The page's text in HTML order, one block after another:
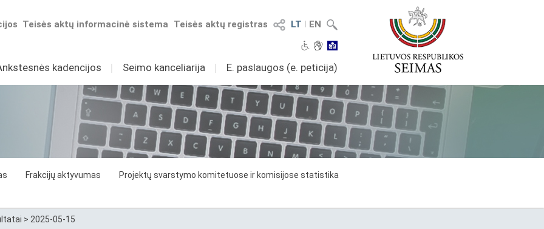
LT I EN
Teisės aktų registras
Teisės aktų informacinė sistema
kadencijos I Seimo kanceliarija I E. paslaugos (e. peticija)
Frakcijų aktyvumas
Projektų svarstymo komitetuose ir komisijose statistika
> 2025-05-15